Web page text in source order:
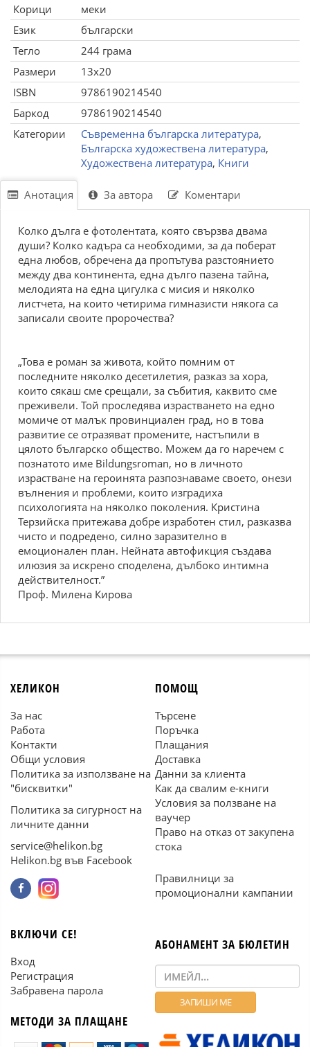
Корици
меки
Език
български
Тегло
244 грама
Размери
13x20
ISBN
9786190214540
Баркод
9786190214540
Категории
Съвременна българска литература,
Българска художествена литература,
Художествена литература, Книги
Анотация За автора Коментари
Колко дълга е фотолентата, която свързва двама
души? Колко кадъра са необходими, за да поберат
една любов, обречена да пропътува разстоянието
между два континента, една дълго пазена тайна,
мелодията на една цигулка с мисия и няколко
листчета, на които четирима гимназисти някога са
записали своите пророчества?
„Това е роман за живота, който помним от
последните няколко десетилетия, разказ за хора,
които сякаш сме срещали, за събития, каквито сме
преживели. Той проследява израстването на едно
момиче от малък провинциален град, но в това
развитие се отразяват промените, настъпили в
цялото българско общество. Можем да го наречем с
познатото име Bildungsroman, но в личното
израстване на героинята разпознаваме своето, онези
вълнения и проблеми, които изградиха
психологията на няколко поколения. Кристина
Терзийска притежава добре изработен стил, разказва
чисто и подредено, силно заразително в
емоционален план. Нейната автофикция създава
илюзия за искрено споделена, дълбоко интимна
действителност.”
Проф. Милена Кирова
ХЕЛИКОН
За нас
Работа
Контакти
Общи условия
Политика за използване на
"бисквитки"
Политика за сигурност на
личните данни
service@helikon.bg
Helikon.bg във Facebook
ПОМОЩ
Търсене
Поръчка
Плащания
Доставка
Данни за клиента
Как да свалим е-книги
Условия за ползване на
ваучер
Право на отказ от закупена
стока
Правилници за
промоционални кампании
ВКЛЮЧИ СЕ!
Вход
Регистрация
Забравена парола
МЕТОДИ ЗА ПЛАЩАНЕ
АБОНАМЕНТ ЗА БЮЛЕТИН